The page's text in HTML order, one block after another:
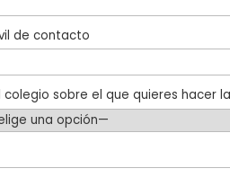
de contacto
colegio sobre el que quieres hacer